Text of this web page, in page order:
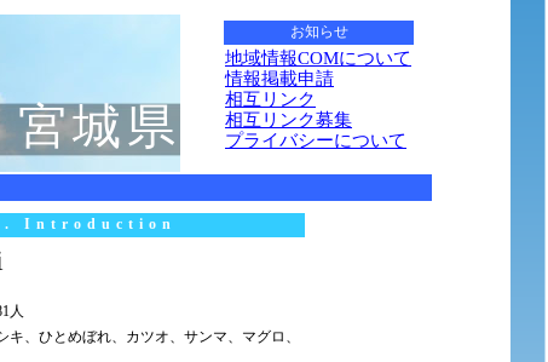
宮城県
お知らせ
地域情報COMについて
情報掲載申請
相互リンク
相互リンク募集
プライバシーについて
Introduction
人
キ、ひとめぼれ、カツオ、サンマ、マグロ、